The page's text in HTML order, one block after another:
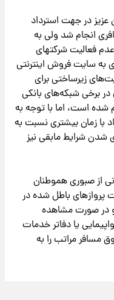
عزیز در جهت استرداد
انجام شد ولی به
فعالیت شرکتهای
به سایت فروش اینترنتی
زیرساختی برای
برخی شبکه‌های بانکی
شده است، اما با توجه به
با زمان بیشتری نسبت به
شرایط مابقی نیز
از صبوری هموطنان
پروازهای باطل شده در
در صورت مشاهده
یا دفاتر خدمات
مسافر مراتب را به